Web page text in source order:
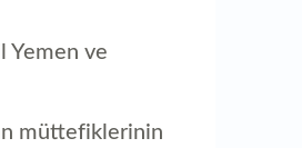
Yemen ve
müttefiklerinin